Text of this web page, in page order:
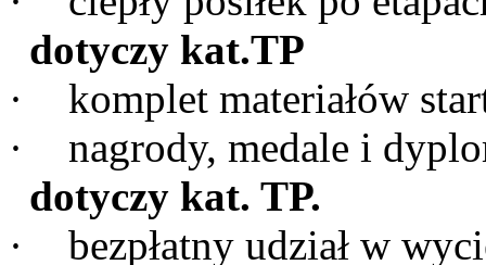
dotyczy kat.TP
·
komplet materiałów
·
nagrody, medale i
dotyczy kat. TP.
·
bezpłatny udział w